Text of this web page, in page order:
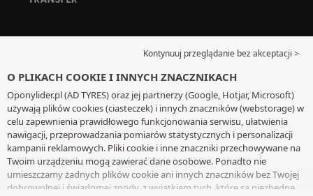
Kontynuuj przeglądanie bez akceptacji >
O PLIKACH COOKIE I INNYCH ZNACZNIKACH
Oponylider.pl (AD TYRES) oraz jej partnerzy (Google, Hotjar, Microsoft)
używają plików cookies (ciasteczek) i innych znaczników (webstorage) w
celu zapewnienia prawidłowego funkcjonowania serwisu, ułatwienia
nawigacji, przeprowadzania pomiarów statystycznych i personalizacji
kampanii reklamowych. Pliki cookie i inne znaczniki przechowywane na
Twoim urządzeniu mogą zawierać dane osobowe. Ponadto nie
umieszczamy żadnych plików cookie ani innych znaczników bez Twojej
dobrowolnej i świadomej zgody, z wyjątkiem tych, które są niezbędne